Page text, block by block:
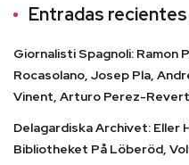
Entradas recientes
Giornalisti Spagnoli: Ramon
Rocasolano, Josep Pla,
Vinent, Arturo Perez-
Delagardiska Archivet: Eller
Bibliotheket På Löberöd,